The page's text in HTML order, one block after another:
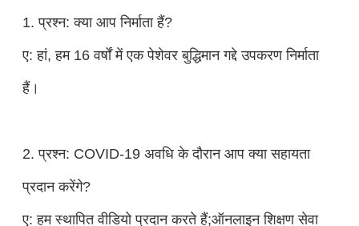
1. प्रश्न: क्या आप निर्माता हैं?
ए: हां, हम 16 वर्षों में एक पेशेवर बुद्धिमान गद्दे उपकरण निर्माता
हैं।
2. प्रश्न: COVID-19 अवधि के दौरान आप क्या सहायता
प्रदान करेंगे?
ए: हम स्थापित वीडियो प्रदान करते हैं;ऑनलाइन शिक्षण सेवा